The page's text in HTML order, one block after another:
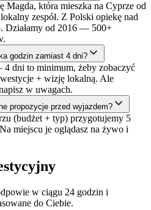
Magda, która mieszka na Cyprze od
zespół. Z Polski opiekę nad
Działamy od 2016 — 500+
godzin zamiast 4 dni?
dni to minimum, żeby zobaczyć
+ wizję lokalną. Ale
w uwagach.
propozycje przed wyjazdem?
(budżet + typ) przygotujemy 5
miejscu je oglądasz na żywo i
w ciągu 24 godzin i
do Ciebie.